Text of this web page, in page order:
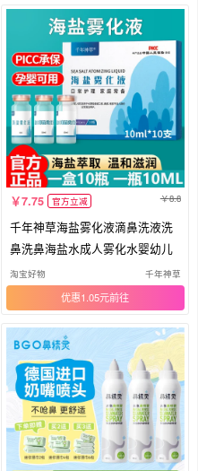
7.75 官方立减 8.8
千年神草海盐雾化液滴鼻洗液洗
鼻洗鼻海盐水成人雾化水婴幼儿
淘宝好物 千年神草
优惠1.05元